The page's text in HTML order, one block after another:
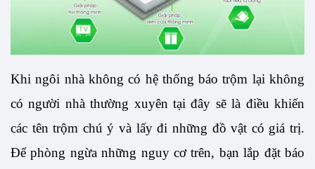
Khi ngôi nhà không có hệ thống báo trộm lại không
có người nhà thường xuyên tại đây sẽ là điều khiến
các tên trộm chú ý và lấy đi những đồ vật có giá trị.
Để phòng ngừa những nguy cơ trên, bạn lắp đặt báo